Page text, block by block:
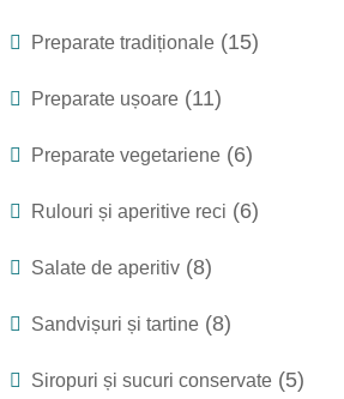
Preparate tradiționale (15)
Preparate ușoare (11)
Preparate vegetariene (6)
Rulouri și aperitive reci (6)
Salate de aperitiv (8)
Sandvișuri și tartine (8)
Siropuri și sucuri conservate (5)